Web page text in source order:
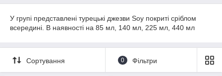
У групі представлені турецькі джезви Soy покриті сріблом
всередині. В наявності на 85 мл, 140 мл, 225 мл, 440 мл
Сортування 0 Фільтри